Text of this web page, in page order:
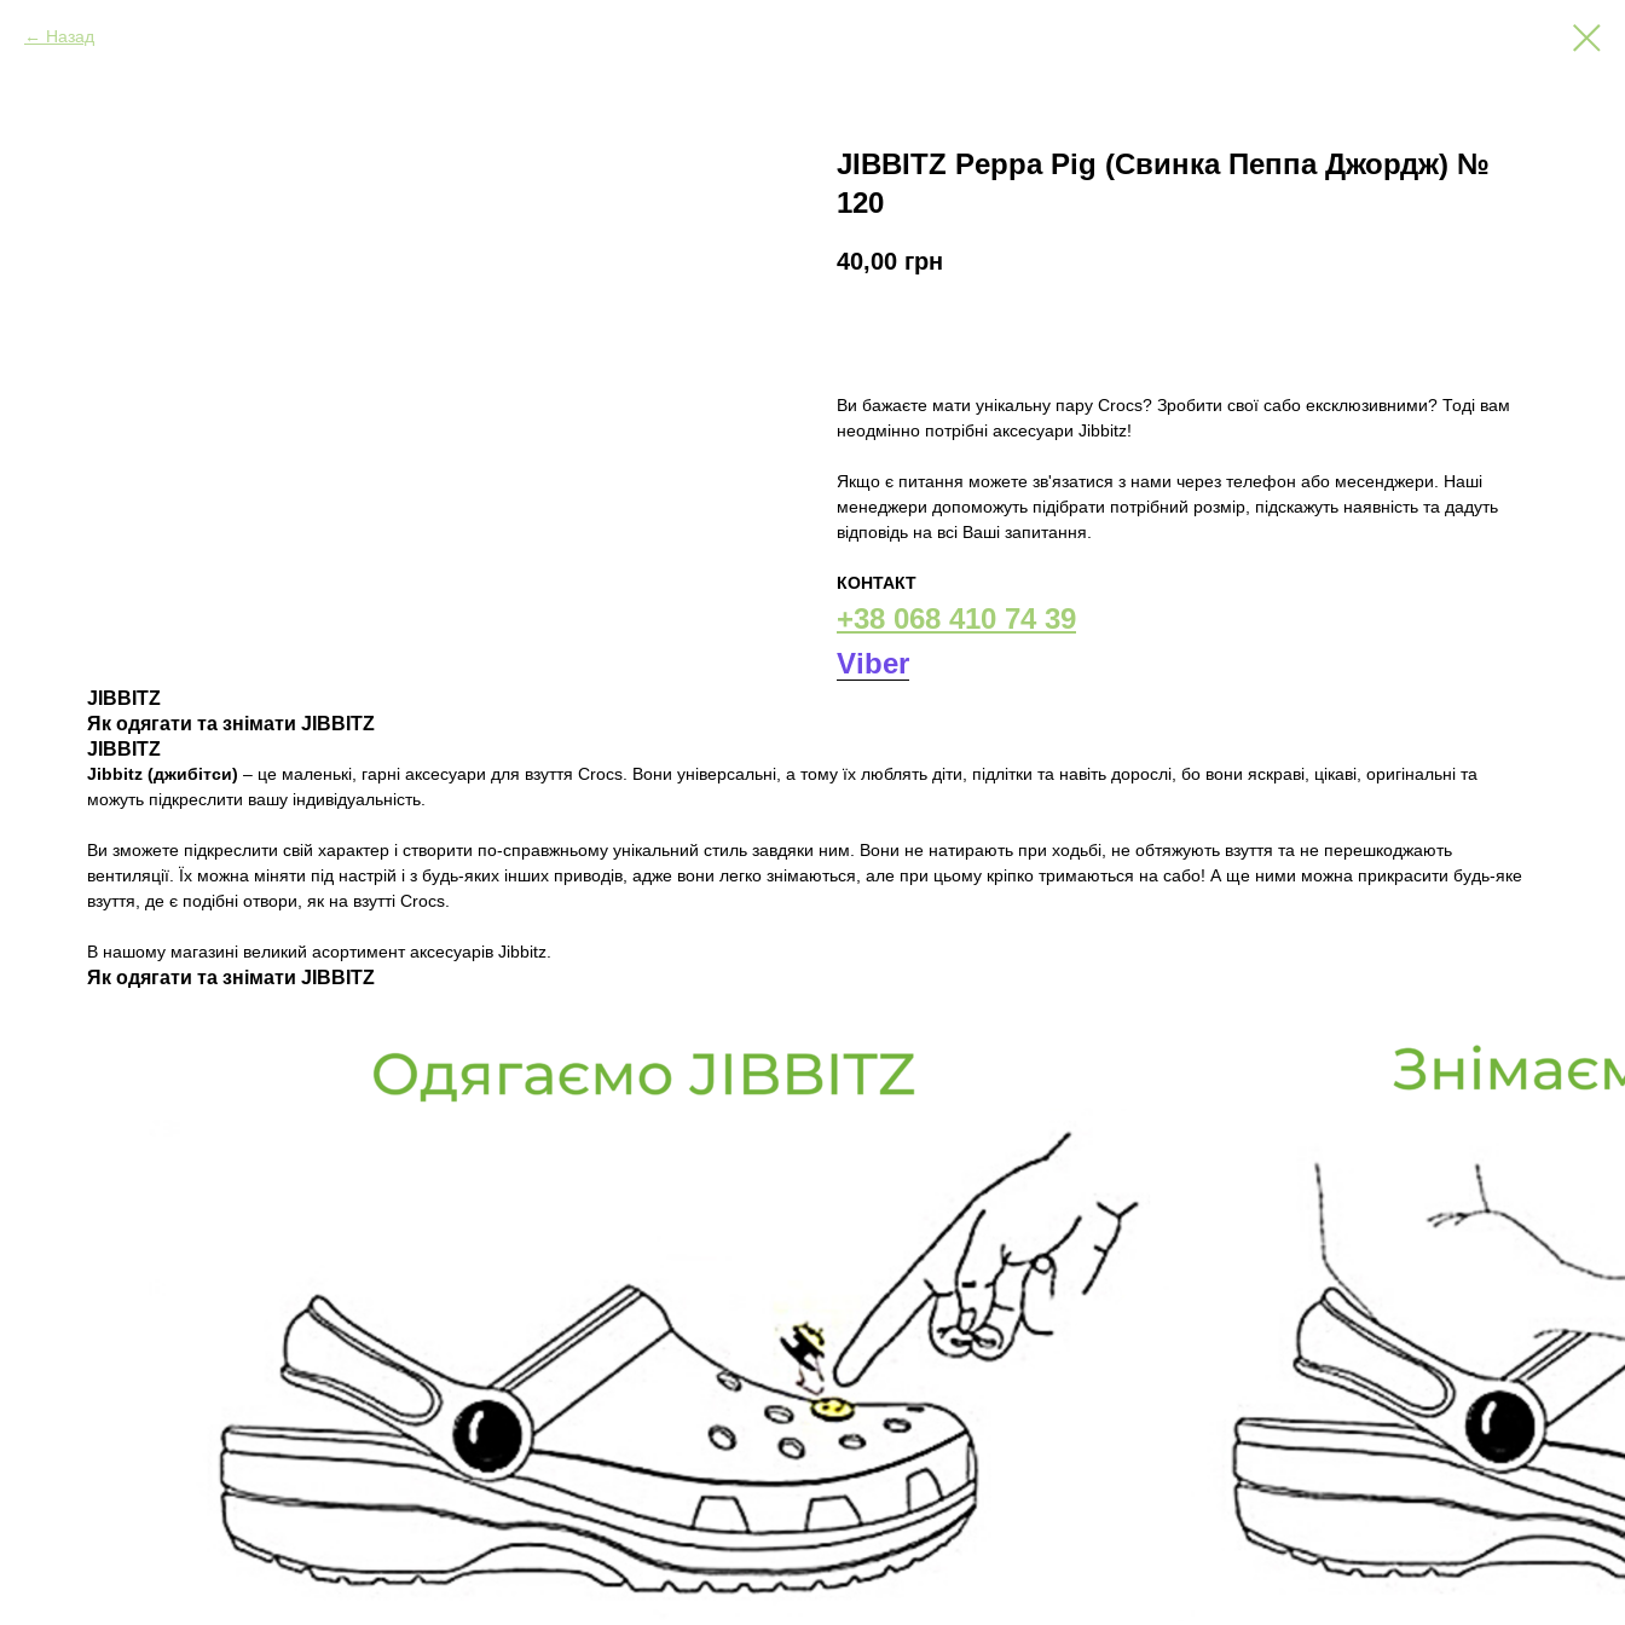
Назад
JIBBITZ Peppa Pig (Свинка Пеппа Джордж) №
120
40,00 грн
Ви бажаєте мати унікальну пару Crocs? Зробити свої сабо ексклюзивними? Тоді вам
неодмінно потрібні аксесуари Jibbitz!
Якщо є питання можете зв'язатися з нами через телефон або месенджери. Наші
менеджери допоможуть підібрати потрібний розмір, підскажуть наявність та дадуть
відповідь на всі Ваші запитання.
КОНТАКТ
+38 068 410 74 39
Viber
JIBBITZ
Як одягати та знімати JIBBITZ
JIBBITZ
Jibbitz (джибітси) – це маленькі, гарні аксесуари для взуття Crocs. Вони універсальні, а тому їх люблять діти, підлітки та навіть дорослі, бо вони яскраві, цікаві, оригінальні та
можуть підкреслити вашу індивідуальність.
Ви зможете підкреслити свій характер і створити по-справжньому унікальний стиль завдяки ним. Вони не натирають при ходьбі, не обтяжують взуття та не перешкоджають
вентиляції. Їх можна міняти під настрій і з будь-яких інших приводів, адже вони легко знімаються, але при цьому кріпко тримаються на сабо! А ще ними можна прикрасити будь-яке
взуття, де є подібні отвори, як на взутті Crocs.
В нашому магазині великий асортимент аксесуарів Jibbitz.
Як одягати та знімати JIBBITZ